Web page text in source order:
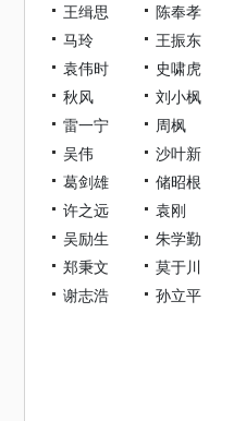
王缉思
陈奉孝
马玲
王振东
袁伟时
史啸虎
秋风
刘小枫
雷一宁
周枫
吴伟
沙叶新
葛剑雄
储昭根
许之远
袁刚
吴励生
朱学勤
郑秉文
莫于川
谢志浩
孙立平